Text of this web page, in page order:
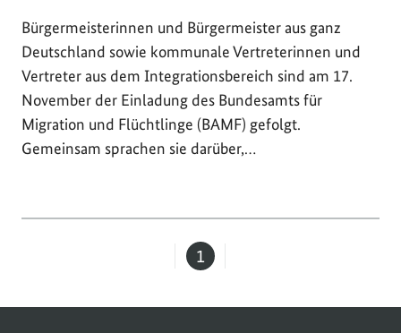
Bürgermeisterinnen und Bürgermeister aus ganz
Deutschland sowie kommunale Vertreterinnen und
Vertreter aus dem Integrationsbereich sind am 17.
November der Einladung des Bundesamts für
Migration und Flüchtlinge (BAMF) gefolgt.
Gemeinsam sprachen sie darüber,…
Seite
1